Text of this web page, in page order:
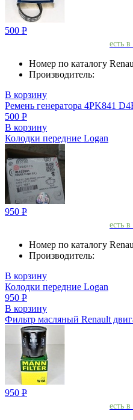
500 Р
есть
Номер по каталогу
Производитель:
В корзину
Ремень генератора 4PK841
500 Р
В корзину
Колодки передние Logan
950 Р
есть
Номер по каталогу
Производитель:
В корзину
Колодки передние Logan
950 Р
В корзину
Фильтр масляный Renault
950 Р
есть